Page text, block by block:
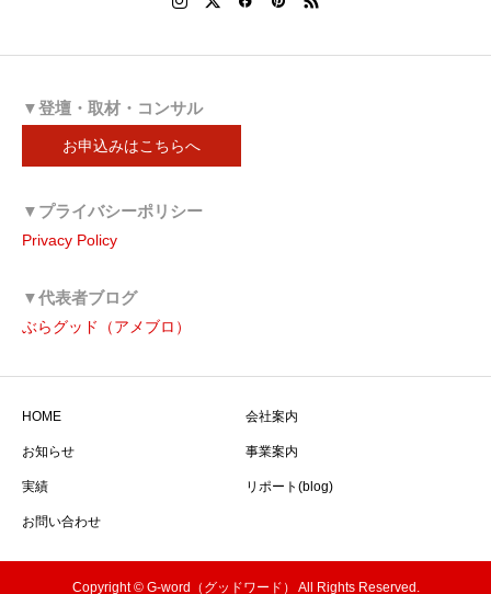
▼登壇・取材・コンサル
お申込みはこちらへ
▼プライバシーポリシー
Privacy Policy
▼代表者ブログ
ぶらグッド（アメブロ）
HOME 会社案内
お知らせ 事業案内
実績 リポート(blog)
お問い合わせ
Copyright © G-word（グッドワード） All Rights Reserved.